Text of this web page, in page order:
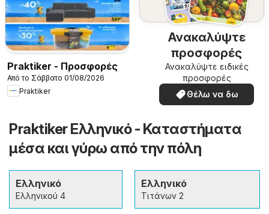
Praktiker - Προσφορές
Από το Σάββατο 01/08/2026
Praktiker
Ανακαλύψτε
προσφορές
Ανακαλύψτε ειδικές
προσφορές
Θέλω να δω
Praktiker Ελληνικό - Καταστήματα
μέσα και γύρω από την πόλη
Ελληνικό
Ελληνικού 4
Ελληνικό
Τιτάνων 2